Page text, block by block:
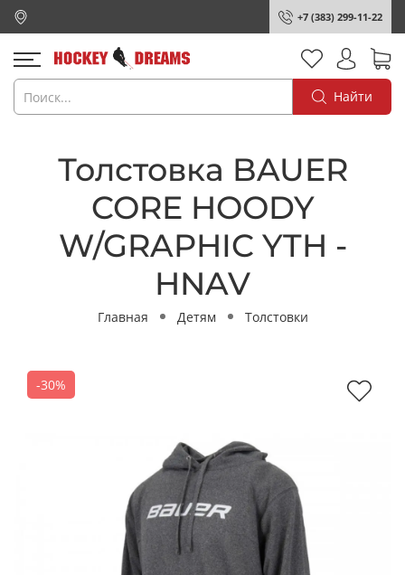
+7 (383) 299-11-22
Найти
Толстовка BAUER
CORE HOODY
W/GRAPHIC YTH -
HNAV
Главная Детям Толстовки
-30%